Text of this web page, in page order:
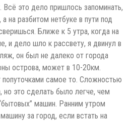
Всё это дело пришлось запоминать,
а на разбитом нетбуке в пути под
Ближе к 5 утра, когда на
и дело шло к рассвету, я двинул в
он был не далеко от города
острова, может в 10-20км.
самое то. Сложностью
но это сделать было легче, чем
машин. Ранним утром
за город, если встать на